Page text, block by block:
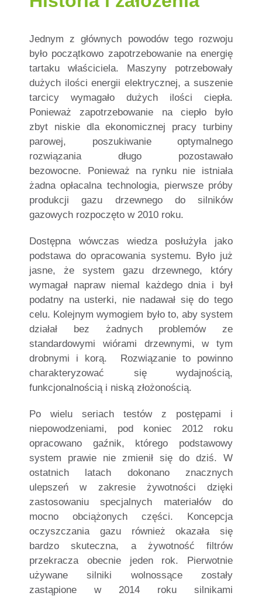
Jednym z głównych powodów tego rozwoju
było początkowo zapotrzebowanie na energię
tartaku właściciela. Maszyny potrzebowały
dużych ilości energii elektrycznej, a suszenie
tarcicy wymagało dużych ilości ciepła.
Ponieważ zapotrzebowanie na ciepło było
zbyt niskie dla ekonomicznej pracy turbiny
parowej, poszukiwanie optymalnego
rozwiązania długo pozostawało
bezowocne. Ponieważ na rynku nie istniała
żadna opłacalna technologia, pierwsze próby
produkcji gazu drzewnego do silników
gazowych rozpoczęto w 2010 roku.
Dostępna wówczas wiedza posłużyła jako
podstawa do opracowania systemu. Było już
jasne, że system gazu drzewnego, który
wymagał napraw niemal każdego dnia i był
podatny na usterki, nie nadawał się do tego
celu. Kolejnym wymogiem było to, aby system
działał bez żadnych problemów ze
standardowymi wiórami drzewnymi, w tym
drobnymi i korą. Rozwiązanie to powinno
charakteryzować się wydajnością,
funkcjonalnością i niską złożonością.
Po wielu seriach testów z postępami i
niepowodzeniami, pod koniec 2012 roku
opracowano gaźnik, którego podstawowy
system prawie nie zmienił się do dziś. W
ostatnich latach dokonano znacznych
ulepszeń w zakresie żywotności dzięki
zastosowaniu specjalnych materiałów do
mocno obciążonych części. Koncepcja
oczyszczania gazu również okazała się
bardzo skuteczna, a żywotność filtrów
przekracza obecnie jeden rok. Pierwotnie
używane silniki wolnossące zostały
zastąpione w 2014 roku silnikami